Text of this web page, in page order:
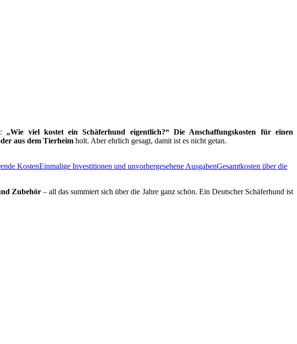
„Wie viel kostet ein Schäferhund eigentlich?“ Die Anschaffungskosten für einen
aus dem Tierheim holt. Aber ehrlich gesagt, damit ist es nicht getan.
KostenEinmalige Investitionen und unvorhergesehene AusgabenGesamtkosten über die
Zubehör– all das summiert sich über die Jahre ganz schön. Ein Deutscher Schäferhund ist